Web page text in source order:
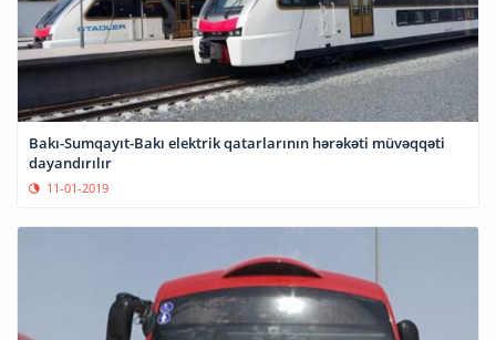
Bakı-Sumqayıt-Bakı elektrik qatarlarının hərəkəti müvəqqəti
dayandırılır
11-01-2019